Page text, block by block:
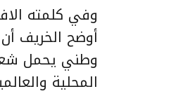
وفي كلمته
وطني يحمل
المحلية